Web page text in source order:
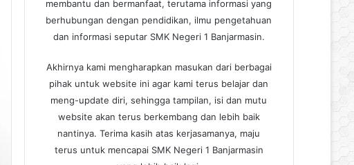
membantu dan bermanfaat, terutama informasi yang
berhubungan dengan pendidikan, ilmu pengetahuan
dan informasi seputar SMK Negeri 1 Banjarmasin.
Akhirnya kami mengharapkan masukan dari berbagai
pihak untuk website ini agar kami terus belajar dan
meng-update diri, sehingga tampilan, isi dan mutu
website akan terus berkembang dan lebih baik
nantinya. Terima kasih atas kerjasamanya, maju
terus untuk mencapai SMK Negeri 1 Banjarmasin